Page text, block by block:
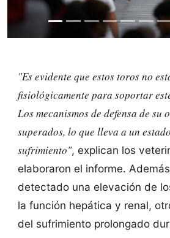
"Es evidente que estos toros no
fisiológicamente para soportar
Los mecanismos de defensa de su
superados, lo que lleva a un
sufrimiento", explican los
elaboraron el informe.
detectado una elevación de
la función hepática y renal,
del sufrimiento prolongado